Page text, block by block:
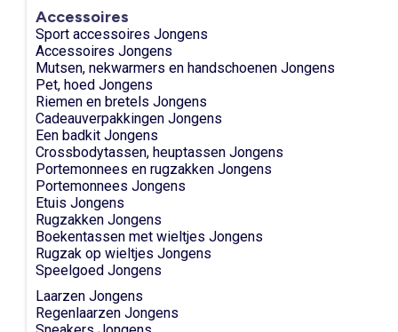
Accessoires
Sport accessoires Jongens
Accessoires Jongens
Mutsen, nekwarmers en handschoenen Jongens
Pet, hoed Jongens
Riemen en bretels Jongens
Cadeauverpakkingen Jongens
Een badkit Jongens
Crossbodytassen, heuptassen Jongens
Portemonnees en rugzakken Jongens
Portemonnees Jongens
Etuis Jongens
Rugzakken Jongens
Boekentassen met wieltjes Jongens
Rugzak op wieltjes Jongens
Speelgoed Jongens
Laarzen Jongens
Regenlaarzen Jongens